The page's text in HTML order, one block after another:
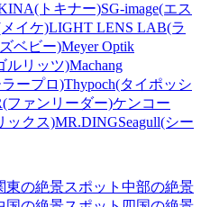
トキナー)SG-image(エス
イケ)LIGHT LENS LAB(ラ
ベビー)Meyer Optik
ルリッツ)Machang
ラープロ)Thypoch(タイポッシ
ファンリーダー)ケンコー
ックス)MR.DINGSeagull(シー
東の絶景スポット 中部の絶景